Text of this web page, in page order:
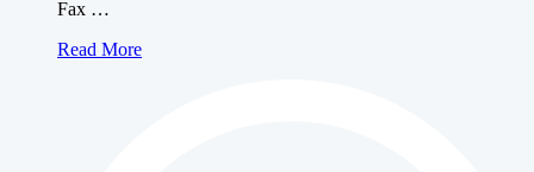
Fax …
Konica
Read More